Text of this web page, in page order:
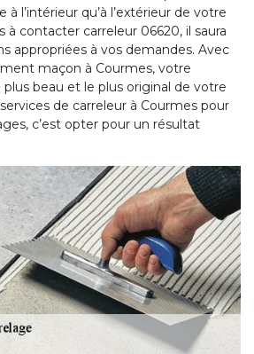
à l’intérieur qu’à l’extérieur de votre
à contacter carreleur 06620, il saura
appropriées à vos demandes. Avec
maçon à Courmes, votre
plus beau et le plus original de votre
de carreleur à Courmes pour
c’est opter pour un résultat